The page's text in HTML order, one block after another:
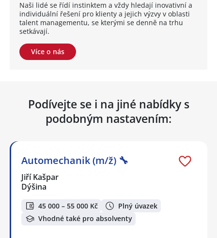
Naši lidé se řídí instinktem a vždy hledají inovativní a
individuální řešení pro klienty a jejich výzvy v oblasti
talent managementu, se kterými se denně na trhu
setkávají.
Více o nás
Podívejte se i na jiné nabídky s
podobným nastavením:
Automechanik (m/ž) 🔧
Jiří Kašpar
Dýšina
45 000 – 55 000 Kč
Plný úvazek
Vhodné také pro absolventy